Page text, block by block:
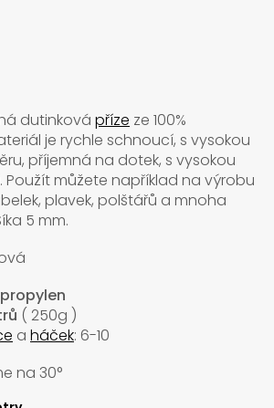
dutinková příze ze 100%
je rychle schnoucí, s vysokou
příjemná na dotek, s vysokou
můžete například na výrobu
plavek, polštářů a mnoha
5 mm.
( 250g )
a háček: 6-10
na 30°